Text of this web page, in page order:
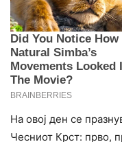
На овој ден се
Чесниот Крст: прво,